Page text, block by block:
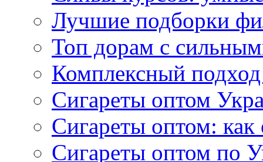
Лучшие подборки
Топ дорам с
Комплексный
Сигареты оптом
Сигареты оптом: как
Сигареты оптом по